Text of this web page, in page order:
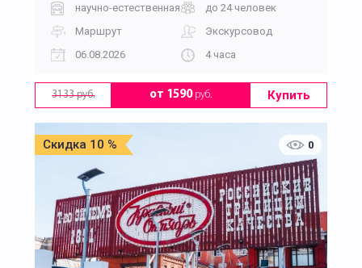
научно-естественная
до 24 человек
Маршрут
Экскурсовод
06.08.2026
4 часа
3133 руб. от 1590руб. Купить
Скидка 10 % 0